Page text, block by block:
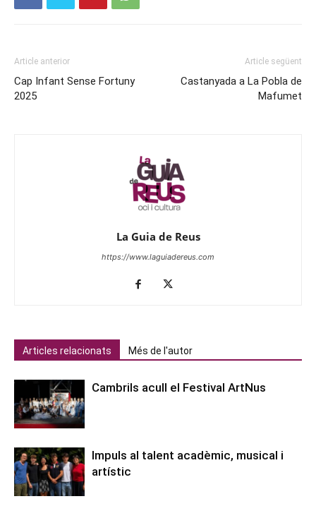
Article anterior
Cap Infant Sense Fortuny
2025
Article següent
Castanyada a La Pobla de
Mafumet
La Guia de Reus
https://www.laguiadereus.com
Articles relacionats Més de l'autor
Cambrils acull el Festival ArtNus
Impuls al talent acadèmic, musical i
artístic